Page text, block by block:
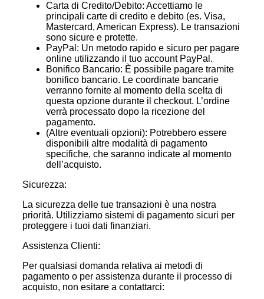
Carta di Credito/Debito: Accettiamo le
principali carte di credito e debito (es. Visa,
Mastercard, American Express). Le transazioni
sono sicure e protette.
PayPal: Un metodo rapido e sicuro per pagare
online utilizzando il tuo account PayPal.
Bonifico Bancario: È possibile pagare tramite
bonifico bancario. Le coordinate bancarie
verranno fornite al momento della scelta di
questa opzione durante il checkout. L’ordine
verrà processato dopo la ricezione del
pagamento.
(Altre eventuali opzioni): Potrebbero essere
disponibili altre modalità di pagamento
specifiche, che saranno indicate al momento
dell’acquisto.
Sicurezza:
La sicurezza delle tue transazioni è una nostra
priorità. Utilizziamo sistemi di pagamento sicuri per
proteggere i tuoi dati finanziari.
Assistenza Clienti:
Per qualsiasi domanda relativa ai metodi di
pagamento o per assistenza durante il processo di
acquisto, non esitare a contattarci: